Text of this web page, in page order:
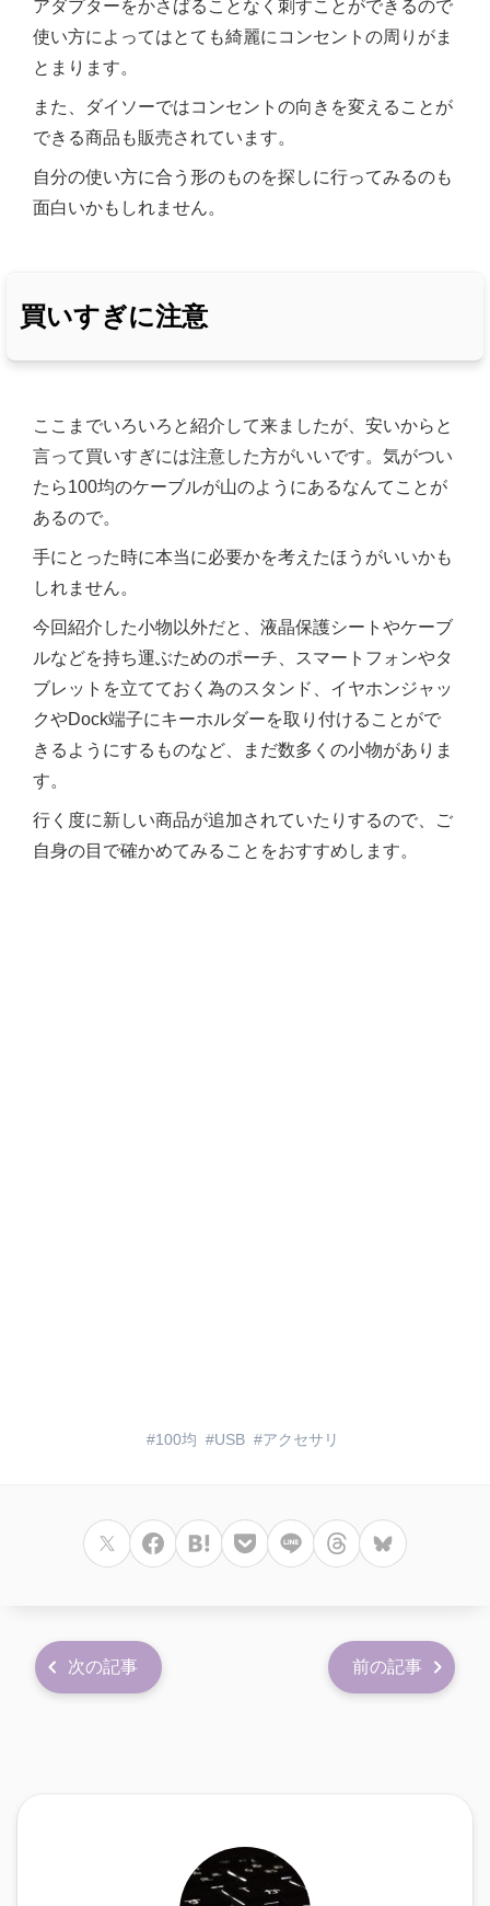
アダプターをかさばることなく刺すことができるので
使い方によってはとても綺麗にコンセントの周りがま
とまります。
また、ダイソーではコンセントの向きを変えることが
できる商品も販売されています。
自分の使い方に合う形のものを探しに行ってみるのも
面白いかもしれません。
買いすぎに注意
ここまでいろいろと紹介して来ましたが、安いからと
言って買いすぎには注意した方がいいです。気がつい
たら100均のケーブルが山のようにあるなんてことが
あるので。
手にとった時に本当に必要かを考えたほうがいいかも
しれません。
今回紹介した小物以外だと、液晶保護シートやケーブ
ルなどを持ち運ぶためのポーチ、スマートフォンやタ
ブレットを立てておく為のスタンド、イヤホンジャッ
クやDock端子にキーホルダーを取り付けることがで
きるようにするものなど、まだ数多くの小物がありま
す。
行く度に新しい商品が追加されていたりするので、ご
自身の目で確かめてみることをおすすめします。
100均 USB アクセサリ
次の記事 前の記事